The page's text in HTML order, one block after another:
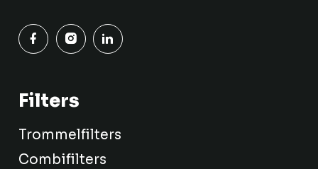
Filters
Trommelfilters
Combifilters